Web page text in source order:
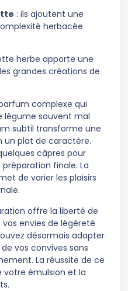
: ils ajoutent une
herbacée
herbe apporte une
grandes créations de
complexe qui
légume souvent mal
subtil transforme une
un plat de caractère.
câpres pour
finale. La
de varier les plaisirs
offre la liberté de
envies de légèreté
désormais adapter
vos convives sans
La réussite de ce
votre émulsion et la